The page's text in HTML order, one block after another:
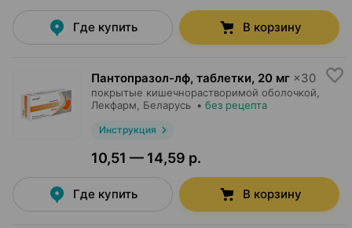
Где купить В корзину
Пантопразол-лф, таблетки, 20 мг ×30
покрытые кишечнорастворимой оболочкой,
Лекфарм , Беларусь • без рецепта
Инструкция
10,51 — 14,59 р.
Где купить В корзину